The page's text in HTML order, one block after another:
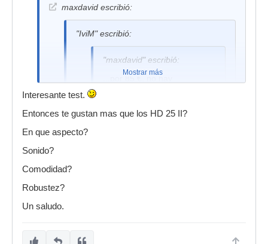
maxdavid escribió:
"IviM" escribió:
"maxdavid" escribió:
...en Barquillo (Madrid). Yo los compré en
Mostrar más
Interesante test.
Entonces te gustan mas que los HD 25 II?
En que aspecto?
Sonido?
Comodidad?
Robustez?
Un saludo.